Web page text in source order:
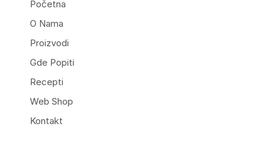
Početna
O Nama
Proizvodi
Gde Popiti
Recepti
Web Shop
Kontakt